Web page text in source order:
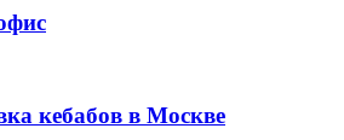
кебабов в Москве